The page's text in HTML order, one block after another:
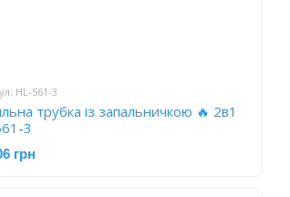
HL-561-3
трубка із запальничкою 🔥 2в1
3
грн